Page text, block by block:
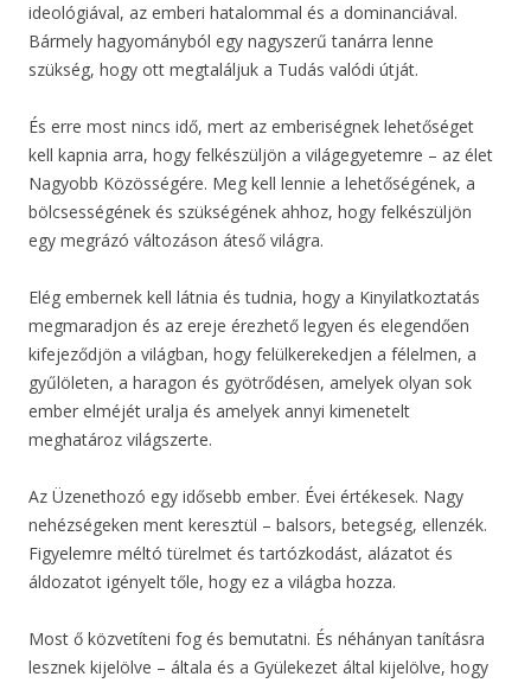
ideológiával, az emberi hatalommal és a dominanciával.
Bármely hagyományból egy nagyszerű tanárra lenne
szükség, hogy ott megtaláljuk a Tudás valódi útját.
És erre most nincs idő, mert az emberiségnek lehetőséget
kell kapnia arra, hogy felkészüljön a világegyetemre – az élet
Nagyobb Közösségére. Meg kell lennie a lehetőségének, a
bölcsességének és szükségének ahhoz, hogy felkészüljön
egy megrázó változáson áteső világra.
Elég embernek kell látnia és tudnia, hogy a Kinyilatkoztatás
megmaradjon és az ereje érezhető legyen és elegendően
kifejeződjön a világban, hogy felülkerekedjen a félelmen, a
gyűlöleten, a haragon és gyötrődésen, amelyek olyan sok
ember elméjét uralja és amelyek annyi kimenetelt
meghatároz világszerte.
Az Üzenethozó egy idősebb ember. Évei értékesek. Nagy
nehézségeken ment keresztül – balsors, betegség, ellenzék.
Figyelemre méltó türelmet és tartózkodást, alázatot és
áldozatot igényelt tőle, hogy ez a világba hozza.
Most ő közvetíteni fog és bemutatni. És néhányan tanításra
lesznek kijelölve – általa és a Gyülekezet által kijelölve, hogy